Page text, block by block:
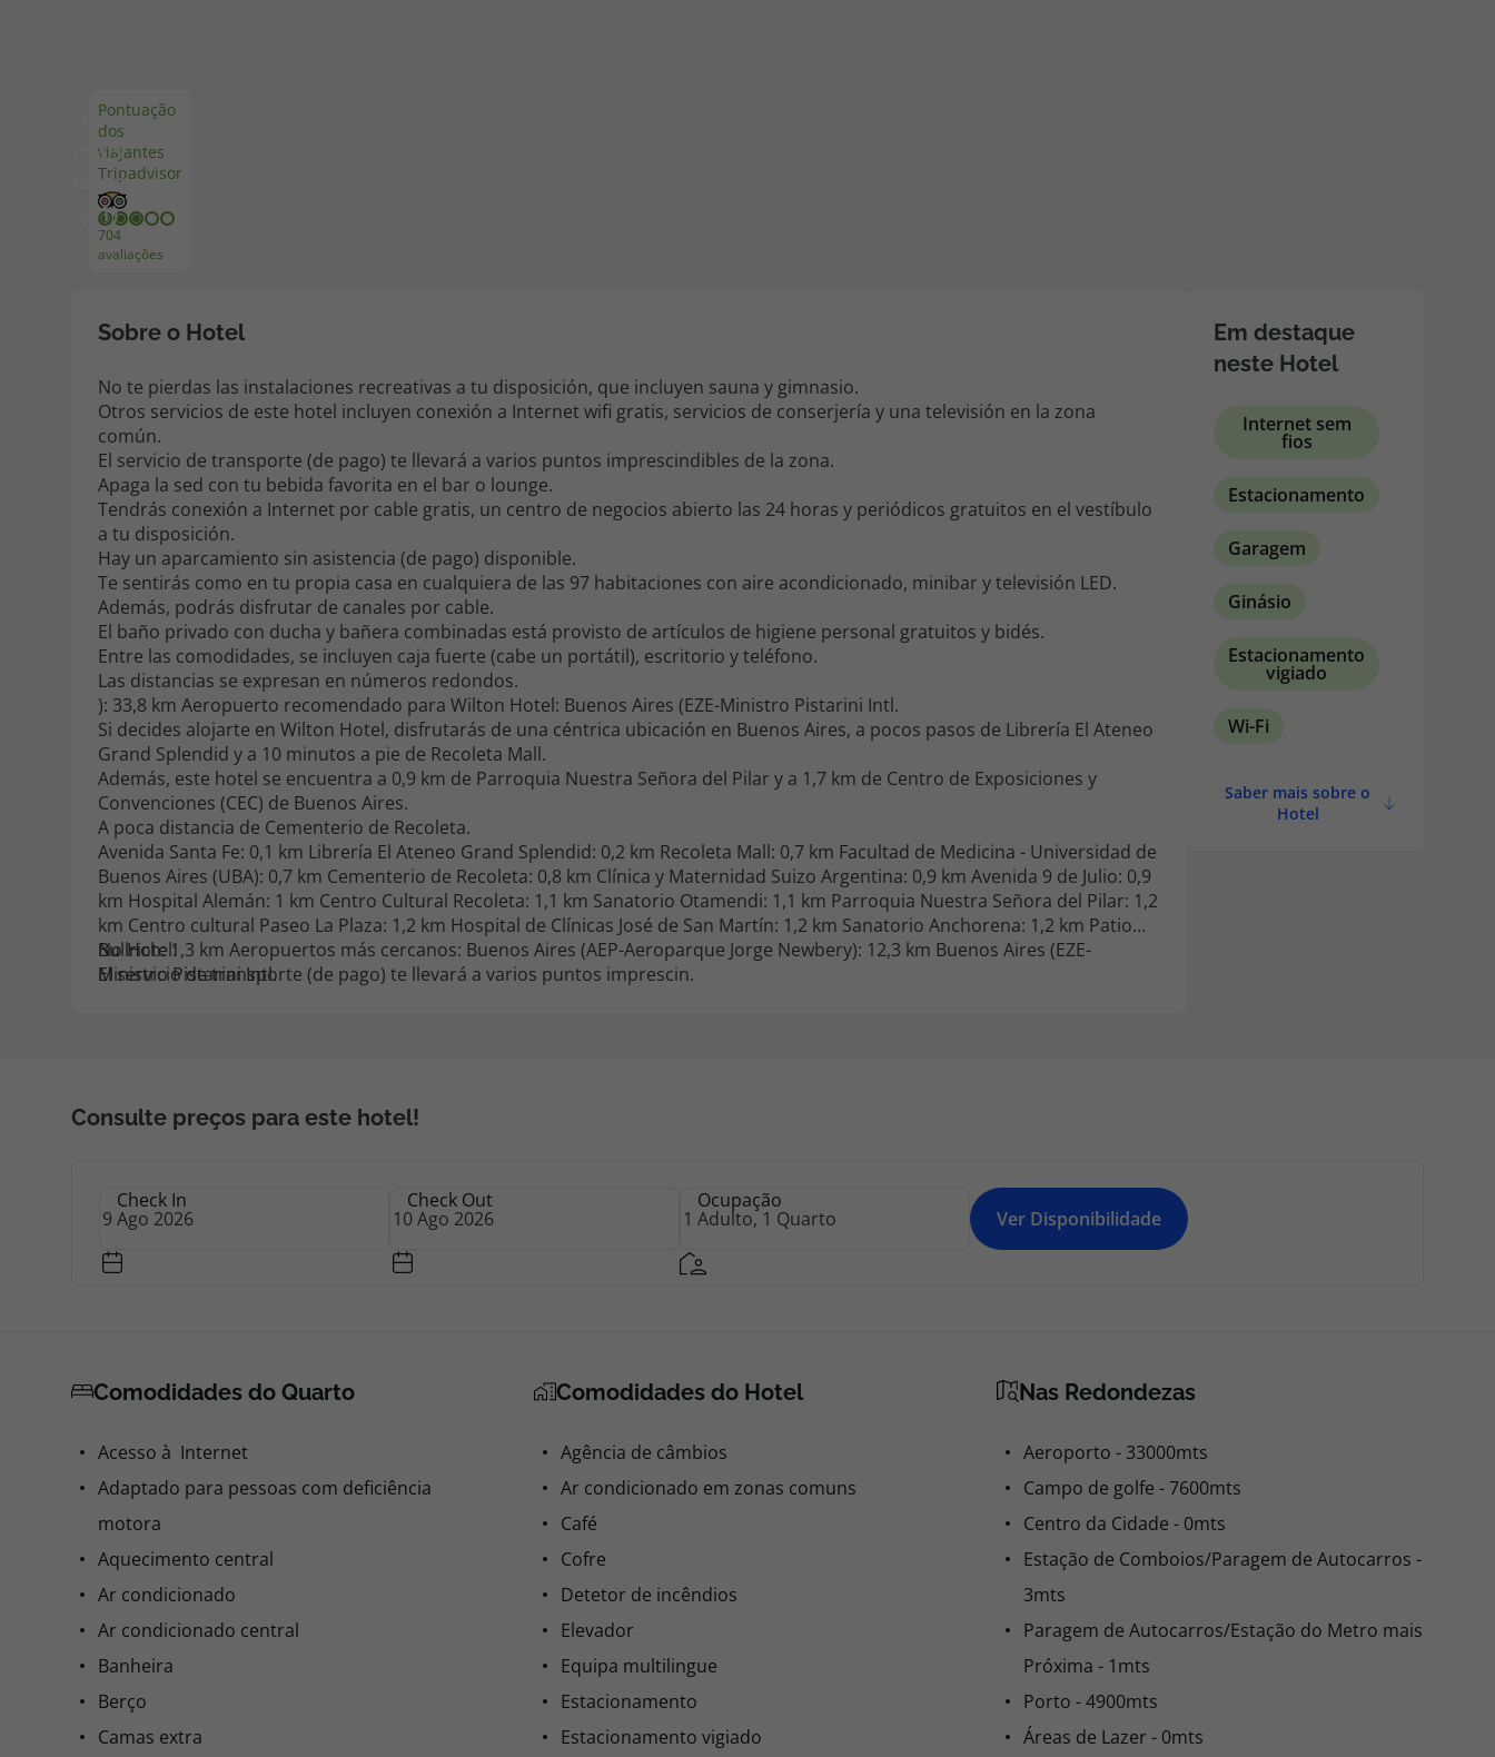
Disneyland ® Paris
Pontuação
dos
viajantes
Tripadvisor
704
avaliações
Ver
mais
fotos
(31)
Sobre o Hotel
No te pierdas las instalaciones recreativas a tu disposición, que incluyen sauna y gimnasio.
Otros servicios de este hotel incluyen conexión a Internet wifi gratis, servicios de conserjería y una televisión en la zona
común.
El servicio de transporte (de pago) te llevará a varios puntos imprescindibles de la zona.
Apaga la sed con tu bebida favorita en el bar o lounge.
Tendrás conexión a Internet por cable gratis, un centro de negocios abierto las 24 horas y periódicos gratuitos en el vestíbulo
a tu disposición.
Hay un aparcamiento sin asistencia (de pago) disponible.
Te sentirás como en tu propia casa en cualquiera de las 97 habitaciones con aire acondicionado, minibar y televisión LED.
Además, podrás disfrutar de canales por cable.
El baño privado con ducha y bañera combinadas está provisto de artículos de higiene personal gratuitos y bidés.
Entre las comodidades, se incluyen caja fuerte (cabe un portátil), escritorio y teléfono.
Las distancias se expresan en números redondos.
): 33,8 km Aeropuerto recomendado para Wilton Hotel: Buenos Aires (EZE-Ministro Pistarini Intl.
Si decides alojarte en Wilton Hotel, disfrutarás de una céntrica ubicación en Buenos Aires, a pocos pasos de Librería El Ateneo
Grand Splendid y a 10 minutos a pie de Recoleta Mall.
Además, este hotel se encuentra a 0,9 km de Parroquia Nuestra Señora del Pilar y a 1,7 km de Centro de Exposiciones y
Convenciones (CEC) de Buenos Aires.
A poca distancia de Cementerio de Recoleta.
Avenida Santa Fe: 0,1 km Librería El Ateneo Grand Splendid: 0,2 km Recoleta Mall: 0,7 km Facultad de Medicina - Universidad de
Buenos Aires (UBA): 0,7 km Cementerio de Recoleta: 0,8 km Clínica y Maternidad Suizo Argentina: 0,9 km Avenida 9 de Julio: 0,9
km Hospital Alemán: 1 km Centro Cultural Recoleta: 1,1 km Sanatorio Otamendi: 1,1 km Parroquia Nuestra Señora del Pilar: 1,2
km Centro cultural Paseo La Plaza: 1,2 km Hospital de Clínicas José de San Martín: 1,2 km Sanatorio Anchorena: 1,2 km Patio
Bullrich: 1,3 km Aeropuertos más cercanos: Buenos Aires (AEP-Aeroparque Jorge Newbery): 12,3 km Buenos Aires (EZE-
Ministro Pistarini Intl.
No Hotel:
El servicio de transporte (de pago) te llevará a varios puntos imprescin.
Em destaque
neste Hotel
Internet sem
fios
Estacionamento
Garagem
Ginásio
Estacionamento
vigiado
Wi-Fi
Saber mais sobre o
Hotel
Consulte preços para este hotel!
Check In Check Out Ocupação
Ver Disponibilidade
Comodidades do Quarto
Acesso à Internet
Adaptado para pessoas com deficiência
motora
Aquecimento central
Ar condicionado
Ar condicionado central
Banheira
Berço
Camas extra
Comodidades do Hotel
Agência de câmbios
Ar condicionado em zonas comuns
Café
Cofre
Detetor de incêndios
Elevador
Equipa multilingue
Estacionamento
Estacionamento vigiado
Nas Redondezas
Aeroporto - 33000mts
Campo de golfe - 7600mts
Centro da Cidade - 0mts
Estação de Comboios/Paragem de Autocarros -
3mts
Paragem de Autocarros/Estação do Metro mais
Próxima - 1mts
Porto - 4900mts
Áreas de Lazer - 0mts